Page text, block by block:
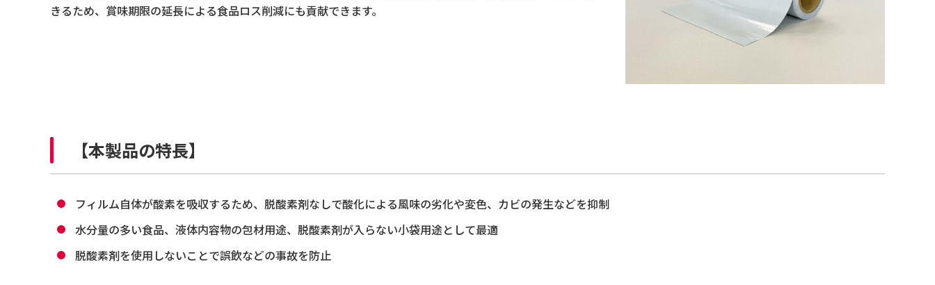
きるため、賞味期限の延長による食品ロス削減にも貢献できます。
【本製品の特長】
フィルム自体が酸素を吸収するため、脱酸素剤なしで酸化による風味の劣化や変色、カビの発生などを抑制
水分量の多い食品、液体内容物の包材用途、脱酸素剤が入らない小袋用途として最適
脱酸素剤を使用しないことで誤飲などの事故を防止